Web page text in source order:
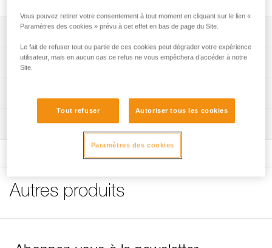
Descriptif
Conçu pour réaliser des amarrages multiples : la forme
circulaire assure un fonctionnement optimal dans toutes
Disponible en trois tailles : S, M ou L.
Spécifications techniques
Matière(s): aluminium
Spécifications référence(s)
Poids : 40 g
Garantie : 3 ans
Télécharger le pdf technical-notice-RING-S-RING-L-1
Déclaration de conformité
Télécharger le pdf UE-Declaration-C046AA0X-RING M
FAQ
Inspection
Autres produits
Vous pouvez retirer votre consentement à tout moment en cliquant sur le lien «
Paramètres des cookies » prévu à cet effet en bas de page du Site.
Le fait de refuser tout ou partie de ces cookies peut dégrader votre expérience
utilisateur, mais en aucun cas ce refus ne vous empêchera d’accéder à notre
Site.
Tout refuser Autoriser tous les cookies
Paramètres des cookies